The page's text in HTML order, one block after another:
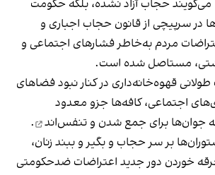
می‌گویند حجاب آزاد نشده، بلکه حکومت
در سرپیچی از قانون حجاب اجباری و
مردم به‌خاطر فشارهای اجتماعی و
مستاصل شده است.
قهوه‌‌خانه‌داری در کنار نبود فضاهای
اجتماعی، کافه‌ها جزو معدود
جوان‌ها برای جمع شدن و تنفس‌اند
.
بر سر حجاب و بگیر و ببند زنان،
خوردن دور جدید اعتراضات ضدحکومتی